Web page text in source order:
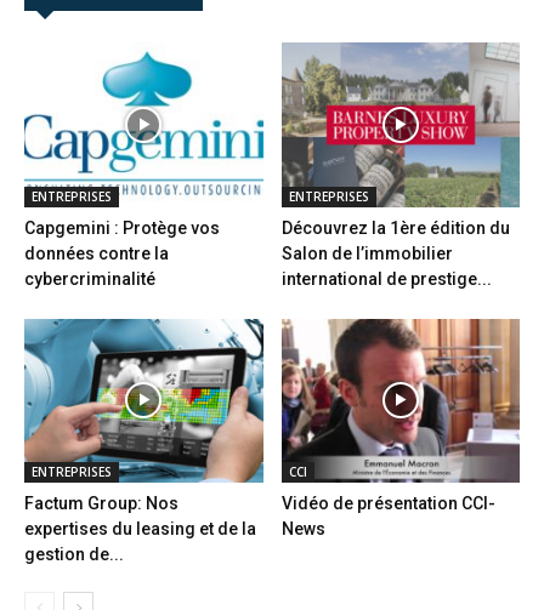
ENTREPRISES
Capgemini : Protège vos
données contre la
cybercriminalité
ENTREPRISES
Découvrez la 1ère édition du
Salon de l’immobilier
international de prestige...
ENTREPRISES
Factum Group: Nos
expertises du leasing et de la
gestion de...
CCI
Vidéo de présentation CCI-
News